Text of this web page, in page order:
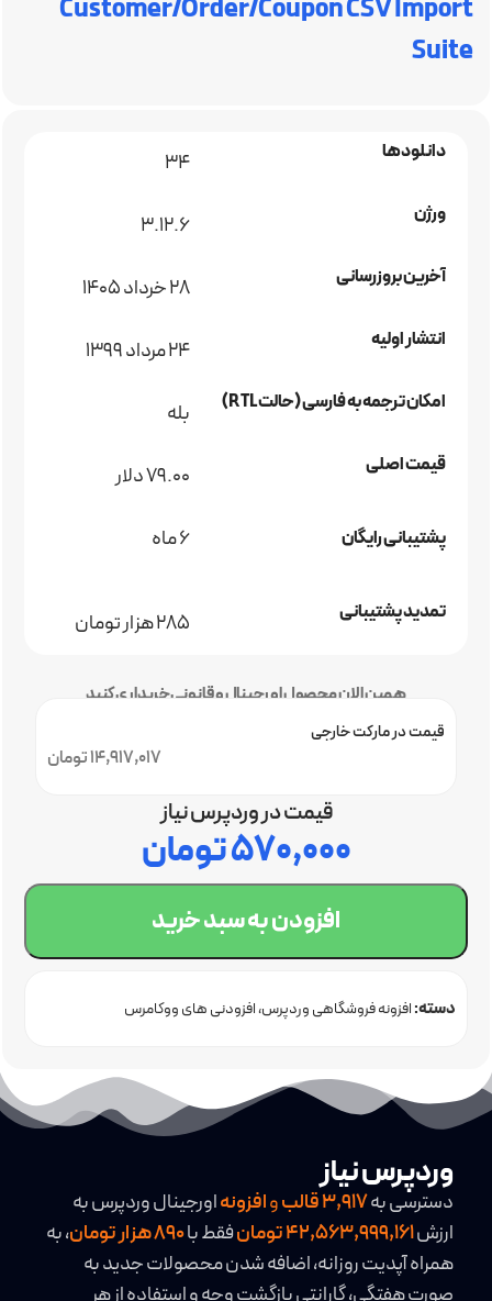
Customer/Order/Coupon CSV Import
Suite
دانلودها 34
ورژن 3.12.6
آخرین بروزرسانی 28 خرداد 1405
انتشار اولیه 24 مرداد 1399
امکان ترجمه به فارسی (حالت RTL) بله
قیمت اصلی 79.00 دلار
پشتیبانی رایگان 6 ماه
تمدید پشتیبانی 285 هزار تومان
همین الان محصول اورجینال و قانونی خریداری کنید
14,917,017 تومان
قیمت در مارکت خارجی
قیمت در وردپرس نیاز
۵۷۰,۰۰۰تومان
افزودن به سبد خرید
دسته:افزونه فروشگاهی وردپرس افزودنی های ووکامرس
وردپرس نیاز
دسترسی به3,917قالبوافزونهاورجینال وردپرس به
ارزش42,563,999,161 تومان فقط با
، به
همراه آپدیت روزانه، اضافه شدن محصولات جدید به
صورت هفتگی، گارانتی بازگشت وجه و استفاده از هر